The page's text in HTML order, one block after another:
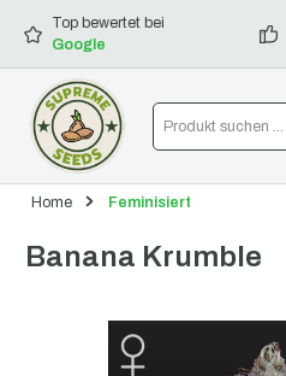
springen
Top bewertet bei
Google
Home Feminisiert
Banana Krumble
Bildergalerie überspringen